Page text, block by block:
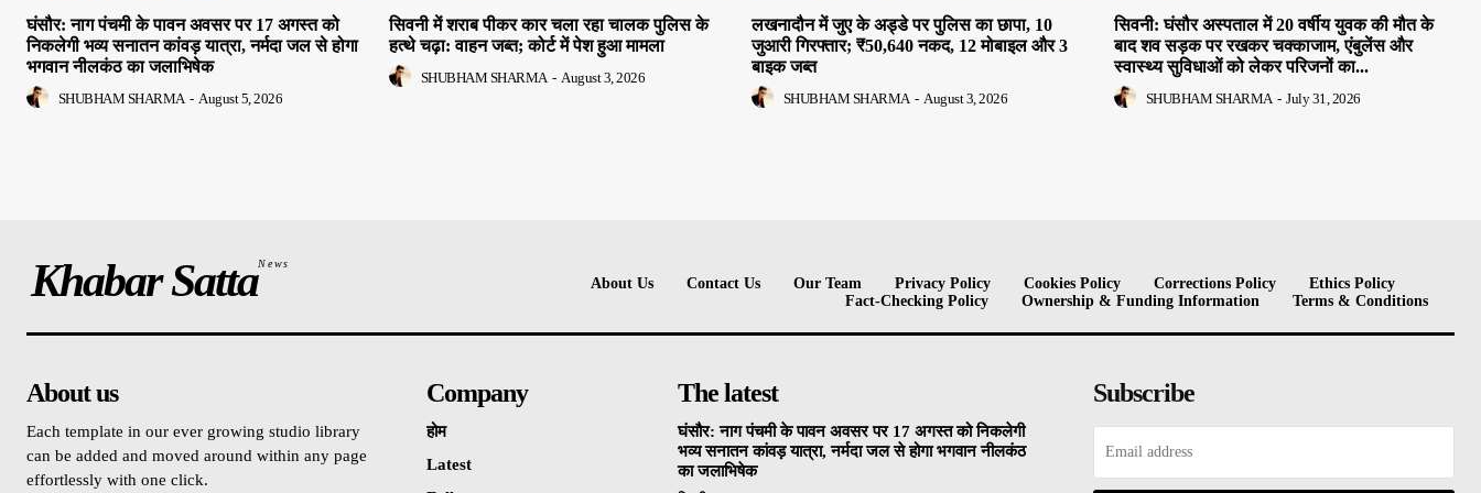
घंसौर: नाग पंचमी के पावन अवसर पर 17 अगस्त को
निकलेगी भव्य सनातन कांवड़ यात्रा, नर्मदा जल से होगा
भगवान नीलकंठ का जलाभिषेक
SHUBHAM SHARMA - August 5, 2026
सिवनी में शराब पीकर कार चला रहा चालक पुलिस के
हत्थे चढ़ा: वाहन जब्त; कोर्ट में पेश हुआ मामला
SHUBHAM SHARMA - August 3, 2026
लखनादौन में जुए के अड्डे पर पुलिस का छापा, 10
जुआरी गिरफ्तार; ₹50,640 नकद, 12 मोबाइल और 3
बाइक जब्त
SHUBHAM SHARMA - August 3, 2026
सिवनी: घंसौर अस्पताल में 20 वर्षीय युवक की मौत के
बाद शव सड़क पर रखकर चक्काजाम, एंबुलेंस और
स्वास्थ्य सुविधाओं को लेकर परिजनों का...
SHUBHAM SHARMA - July 31, 2026
Khabar SattaNews
About Us Contact Us Our Team Privacy Policy Cookies Policy Corrections Policy
Ethics Policy
Fact-Checking Policy
Ownership & Funding Information Terms & Conditions
About us
Each template in our ever growing studio library
can be added and moved around within any page
effortlessly with one click.
Company
होम
Latest
The latest
घंसौर: नाग पंचमी के पावन अवसर पर 17 अगस्त को निकलेगी
भव्य सनातन कांवड़ यात्रा, नर्मदा जल से होगा भगवान नीलकंठ
का जलाभिषेक
Subscribe